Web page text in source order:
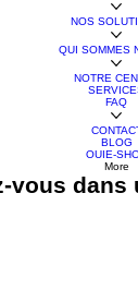
NOS
QUI SOMMES
NOTRE
FAQ
BLOG
OUIE-
More
vous